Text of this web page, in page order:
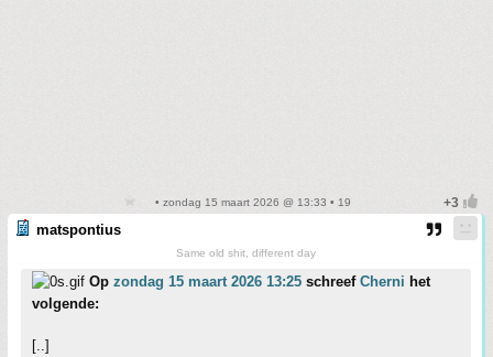
• zondag 15 maart 2026 @ 13:33 • 19
matspontius
Same old shit, different day
Op zondag 15 maart 2026 13:25 schreef Cherni het
volgende:
[..]